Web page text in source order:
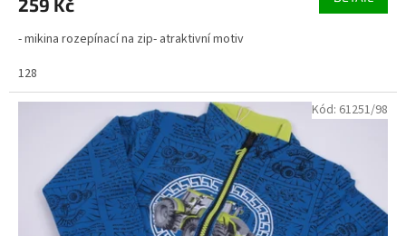
259 Kč
- mikina rozepínací na zip- atraktivní motiv
128
Kód: 61251/98